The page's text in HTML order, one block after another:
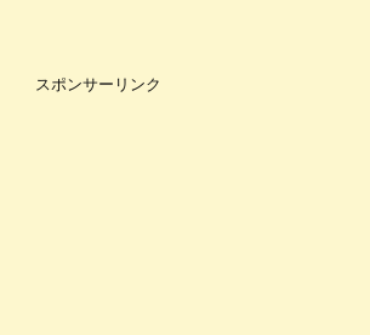
スポンサーリンク